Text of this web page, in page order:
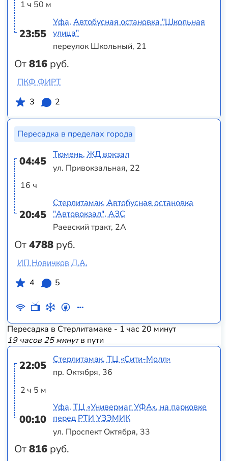
1 ч 50 м
23:55
От816 руб.
Уфа, Автобусная остановка "Школьная
улица"
переулок Школьный, 21
ПКФ ФИРТ
3
2
Пересадка в пределах города
04:45
16 ч
20:45
От4788 руб.
Тюмень, ЖД вокзал
ул. Привокзальная, 22
Стерлитамак, Автобусная остановка
"Автовокзал", АЗС
Раевский тракт, 2А
ИП Новичков Д.А.
4
5
Пересадка в Стерлитамаке - 1 час 20 минут
19 часов 25 минутв пути
22:05
2 ч 5 м
00:10
От816 руб.
Стерлитамак, ТЦ «‎Сити-Молл»
пр. Октября, 36
Уфа, ТЦ «Универмаг УФА», на парковке
перед РТИ УЗЭМИК
ул. Проспект Октября, 33